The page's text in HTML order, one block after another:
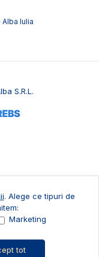
Iulia
S.R.L.
. Alege ce tipuri de
Marketing
tot